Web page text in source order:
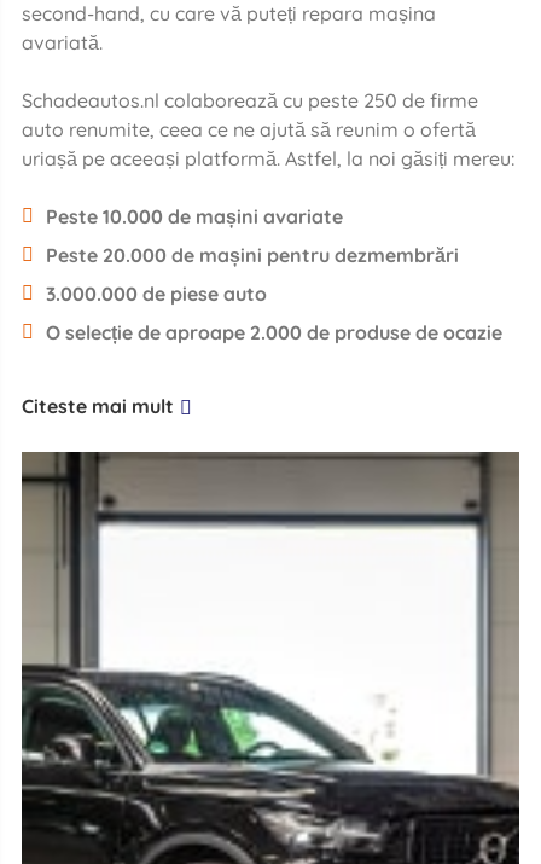
second-hand, cu care vă puteți repara mașina
avariată.
Schadeautos.nl colaborează cu peste 250 de firme
auto renumite, ceea ce ne ajută să reunim o ofertă
uriașă pe aceeași platformă. Astfel, la noi găsiți mereu:
Peste 10.000 de mașini avariate
Peste 20.000 de mașini pentru dezmembrări
3.000.000 de piese auto
O selecție de aproape 2.000 de produse de ocazie
Citeste mai mult